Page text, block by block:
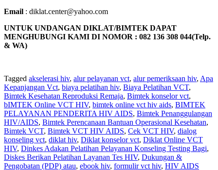
Email : diklat.center@yahoo.com
UNTUK UNDANGAN DIKLAT/BIMTEK DAPAT
MENGHUBUNGI KAMI DI NOMOR : 082 136 308 044(Telp.
& WA)
Tagged akselerasi hiv, alur pelayanan vct, alur pemeriksaan hiv, Apa
Kepanjangan Vct, biaya pelatihan hiv, Biaya Pelatihan VCT,
Bimtek Kesehatan Reproduksi Remaja, Bimtek konselor vct,
bIMTEK Online VCT HIV, bimtek online vct hiv aids, BIMTEK
PELAYANAN PENDERITA HIV AIDS, Bimtek Penanggulangan
HIV/AIDS, Bimtek Perencanaan Bantuan Operasional Kesehatan,
Bimtek VCT, Bimtek VCT HIV AIDS, Cek VCT HIV, dialog
konseling vct, diklat hiv, Diklat konselor vct, Diklat Online VCT
HIV, Dinkes Adakan Pelatihan Pelayanan Konseling Testing Bagi,
Diskes Berikan Pelatihan Layanan Tes HIV, Dukungan &
Pengobatan (PDP) atau, ebook hiv, formulir vct hiv, HIV AIDS